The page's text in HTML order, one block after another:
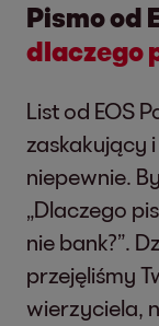
Pismo od
dlaczego
List od EOS
zaskakujący
niepewnie.
„Dlaczego
nie bank?”.
przejęliśmy
wierzyciela,